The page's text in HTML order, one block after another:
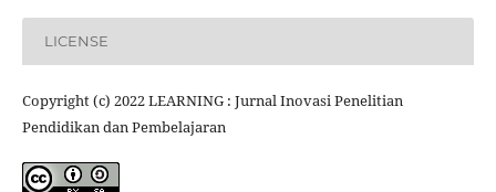
LICENSE
Copyright (c) 2022 LEARNING : Jurnal Inovasi Penelitian
Pendidikan dan Pembelajaran